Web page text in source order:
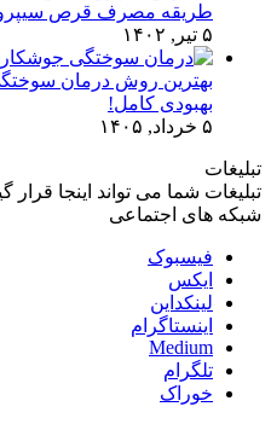
طریقه مصرف قرص
۵ تیر, ۱۴۰۲
بهترین روش درمان
بهبودی کامل!
۵ خرداد, ۱۴۰۵
تبلیغات
تبلیغات شما می تواند اینجا قرار
شبکه های اجتماعی
فیسبوک
ایکس
لینکداین
اینستاگرام
Medium
تلگرام
خوراک